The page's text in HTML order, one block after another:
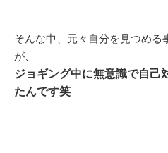
そんな中、元々自分を見つめる
が、
ジョギング中に無意識で自己
たんです笑